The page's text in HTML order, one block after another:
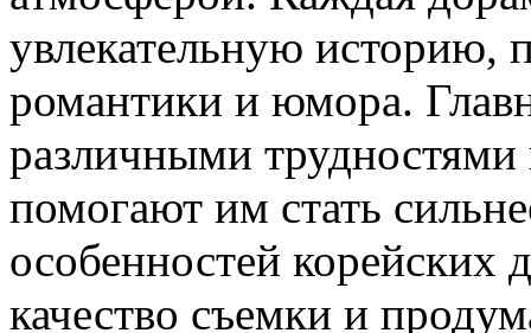
увлекательную
романтики и юмора.
различными
помогают им стать
особенностей корейских
качество съемки и